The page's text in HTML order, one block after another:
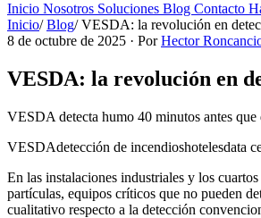
Inicio Nosotros Soluciones Blog Contacto
Inicio/ Blog/ VESDA: la revolución en
8 de octubre de 2025 · PorHector
VESDA: la revolución en
VESDA detecta humo 40 minutos antes
VESDAdetección de incendioshotelesdata
En las instalaciones industriales y los
partículas, equipos críticos que no pueden
cualitativo respecto a la detección